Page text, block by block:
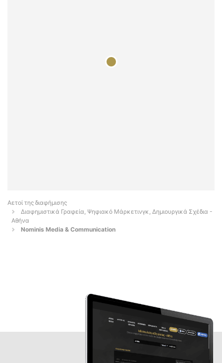
Αετοί της διαφήμισης
Διαφημιστικά Γραφεία, Ψηφιακό Μάρκετινγκ, Δημιουργικά Σχέδια -
Αθήνα
Nominis Media & Communication